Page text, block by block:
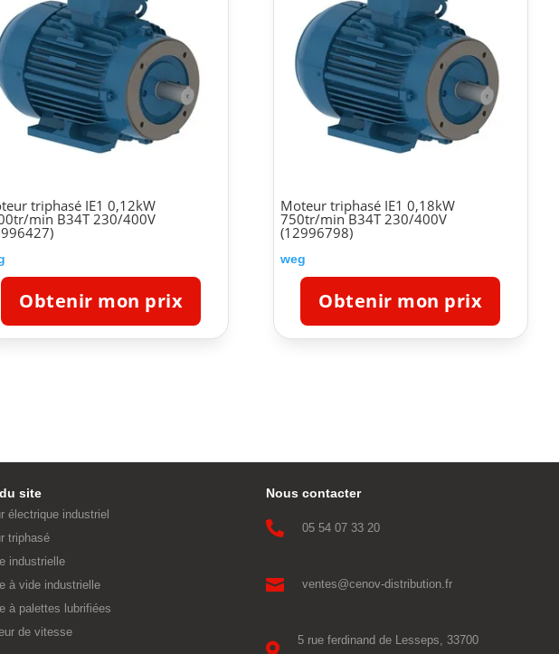
triphasé IE1 0,12kW
min B34T 230/400V
Obtenir mon prix
Moteur triphasé IE1 0,18kW
750tr/min B34T 230/400V
(12996798)
weg
Obtenir mon prix
site
électrique industriel
triphasé
industrielle
à vide industrielle
à palettes lubrifiées
de vitesse
Nous contacter
 05 54 07 33 20
 ventes@cenov-distribution.fr

5 rue ferdinand de Lesseps, 33700